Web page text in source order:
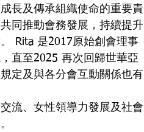
長及傳承組織使命的重要責
同推動會務發展，持續提升
Rita 是2017原始創會理事
直至2025 再次回歸世華亞
定及與各分會互動關係也有
流、女性領導力發展及社會